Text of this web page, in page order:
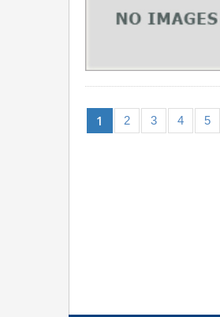
1 2 3 4 5